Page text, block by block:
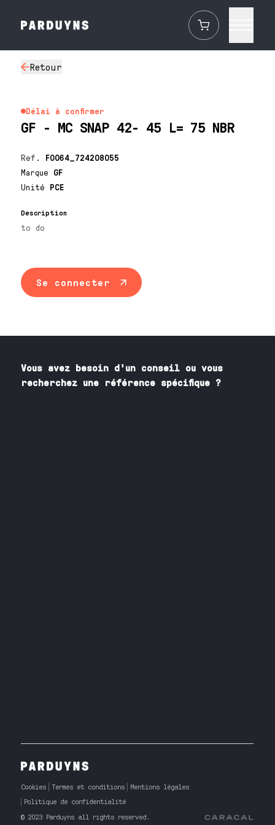
Retour
Délai à confirmer
GF - MC SNAP 42- 45 L= 75 NBR
Ref. F0064_724208055
Marque GF
Unité PCE
Description
to do
Se connecter
Vous avez besoin d'un conseil ou vous
recherchez une référence spécifique ?
Cookies Termes et conditions
Mentions légales
Politique de confidentialité
© 2023 Parduyns all rights reserved.
Caracal Agency